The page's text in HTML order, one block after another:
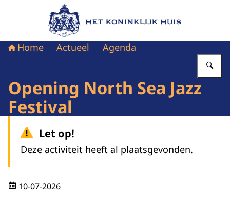
Naar de homepage van Het Koninklijk Huis
Home Actueel Agenda
Opening North Sea Jazz
Festival
Let op!
Deze activiteit heeft al plaatsgevonden.
10-07-2026